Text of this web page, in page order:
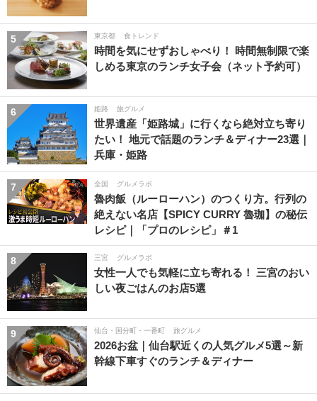
5 東京都 食トレンド
時間を気にせずおしゃべり！ 時間無制限で楽
しめる東京のランチ女子会（ネット予約可）
6 姫路 旅グルメ
世界遺産「姫路城」に行くなら絶対立ち寄り
たい！ 地元で話題のランチ＆ディナー23選｜
兵庫・姫路
7 全国 グルメラボ
魯肉飯（ルーローハン）のつくり方。行列の
絶えない名店【SPICY CURRY 魯珈】の秘伝
レシピ｜「プロのレシピ」＃1
8 三宮 グルメラボ
女性一人でも気軽に立ち寄れる！ 三宮のおい
しい夜ごはんのお店5選
9 仙台・国分町・一番町 旅グルメ
2026お盆｜仙台駅近くの人気グルメ5選～新
幹線下車すぐのランチ＆ディナー